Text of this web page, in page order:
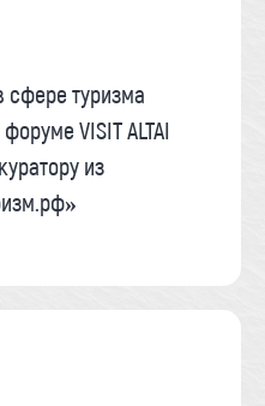
сфере туризма
VISIT ALTAI
из